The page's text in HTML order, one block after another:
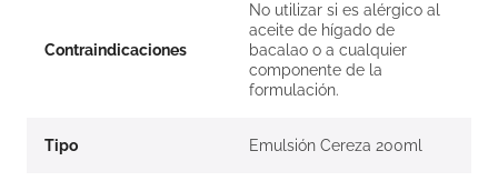
Contraindicaciones
No utilizar si es alérgico al
aceite de hígado de
bacalao o a cualquier
componente de la
formulación.
Tipo Emulsión Cereza 200ml